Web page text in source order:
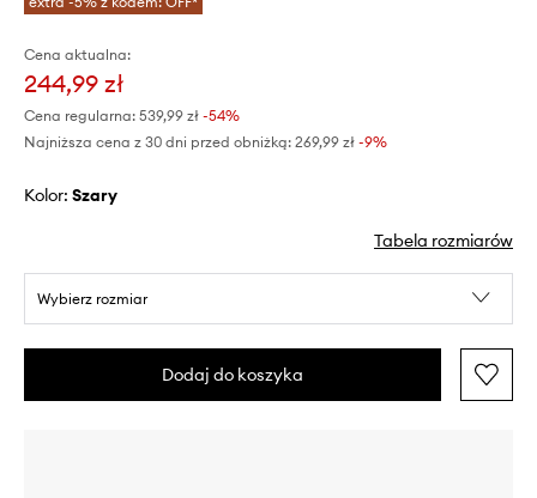
Cena aktualna:
244,99 zł
Cena regularna: 539,99 zł -54%
Najniższa cena z 30 dni przed obniżką: 269,99 zł -9%
Kolor: szary
Tabela rozmiarów
Wybierz rozmiar
Dodaj do koszyka